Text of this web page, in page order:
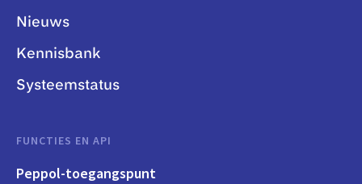
Nieuws
Kennisbank
Systeemstatus
FUNCTIES EN API
Peppol-toegangspunt